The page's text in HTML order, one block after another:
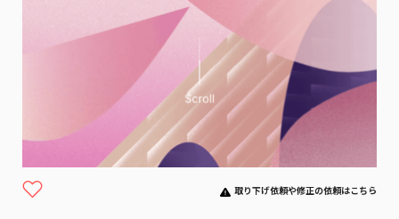
取り下げ依頼や修正の依頼はこちら